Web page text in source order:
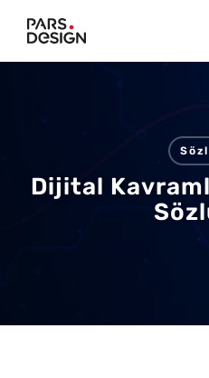
content
Dijital